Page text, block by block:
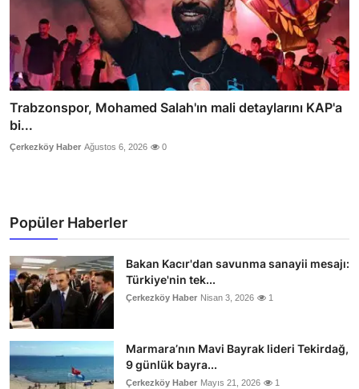
Trabzonspor, Mohamed Salah'ın mali detaylarını KAP'a
bi...
Çerkezköy Haber Ağustos 6, 2026 0
Popüler Haberler
Bakan Kacır'dan savunma sanayii mesajı:
Türkiye'nin tek...
Çerkezköy Haber Nisan 3, 2026 1
Marmara’nın Mavi Bayrak lideri Tekirdağ,
9 günlük bayra...
Çerkezköy Haber Mayıs 21, 2026 1